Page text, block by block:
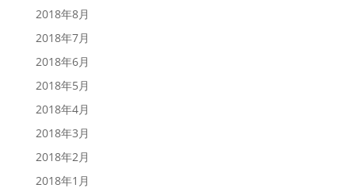
2018年8月
2018年7月
2018年6月
2018年5月
2018年4月
2018年3月
2018年2月
2018年1月